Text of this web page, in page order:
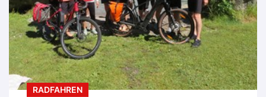
RADFAHREN